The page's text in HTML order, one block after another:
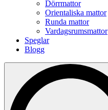
Dörrmattor
Orientaliska mattor
Runda mattor
Vardagsrumsmattor
Speglar
Blogg